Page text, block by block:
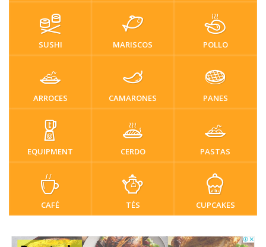
SUSHI MARISCOS POLLO
ARROCES CAMARONES PANES
EQUIPMENT CERDO PASTAS
CAFÉ TÉS CUPCAKES